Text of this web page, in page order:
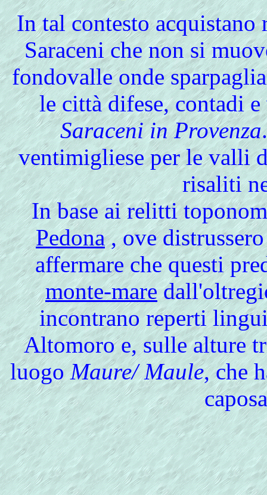
Intal contesto
Saraceni che non si
fondovalle onde
le città difese, contadi
Saraceni in Provenza
ventimigliese per le valli
risaliti
In base ai relitti
Pedona, ove
affermare che questi
monte-mare
incontrano reperti
Altomoro e, sulle alture
luogoMaure/ Maule, che